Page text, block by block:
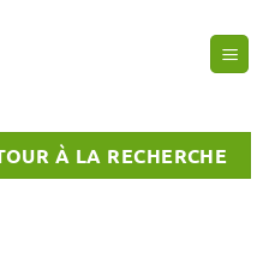
À LA RECHERCHE